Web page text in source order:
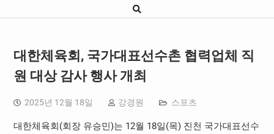
대한체육회, 국가대표선수촌 협력업체 직
원 대상 감사 행사 개최
2025년 12월 18일 강경원 스포츠
대한체육회(회장 유승민)는 12월 18일(목) 진천 국가대표선수